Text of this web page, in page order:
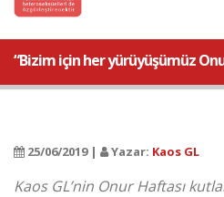
“Bizim için her yürüyüşümüz
25/06/2019 | Yazar: Kaos GL
Kaos GL’nin Onur Haftası